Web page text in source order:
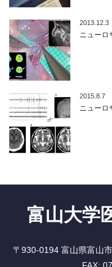
2013.12.3
ニューロ
2015.8.7
ニューロ
富山大学
〒930-0194 富山県富山